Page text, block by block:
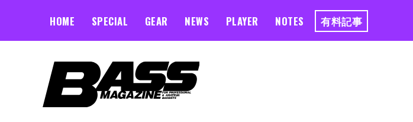
HOME SPECIAL GEAR NEWS PLAYER NOTES 有料記事